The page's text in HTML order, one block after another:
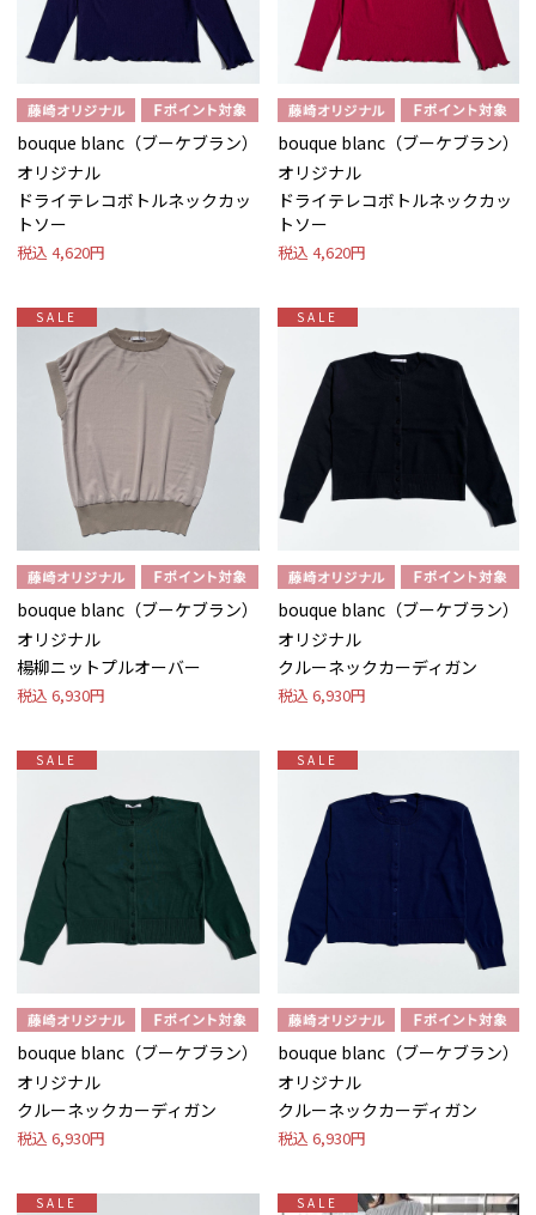
bouque blanc（ブーケブラン）
オリジナル
ドライテレコボトルネックカッ
トソー
税込 4,620円
bouque blanc（ブーケブラン）
オリジナル
ドライテレコボトルネックカッ
トソー
税込 4,620円
SALE
bouque blanc（ブーケブラン）
オリジナル
楊柳ニットプルオーバー
税込 6,930円
SALE
bouque blanc（ブーケブラン）
オリジナル
クルーネックカーディガン
税込 6,930円
SALE
bouque blanc（ブーケブラン）
オリジナル
クルーネックカーディガン
税込 6,930円
SALE
bouque blanc（ブーケブラン）
オリジナル
クルーネックカーディガン
税込 6,930円
SALE SALE